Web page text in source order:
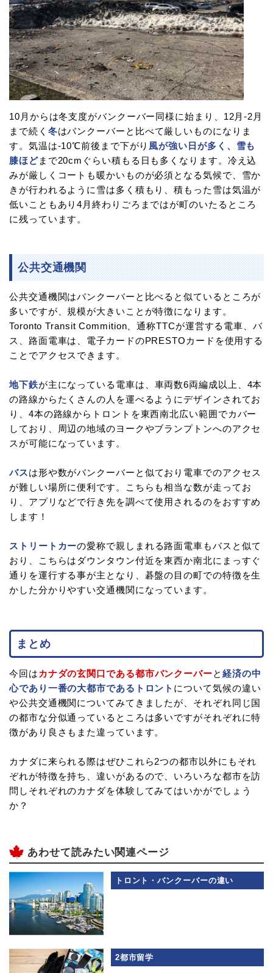
10月からは冬支度がバンクーバー同様に始まり、12月-2月
まで続く 冬はバンクーバーと比べて厳しいものになりま
す。気温は-10℃前後まで下がり 風が強い日が多く、雪も
膝ほどまで20cmぐらい積もる日も多くなります。冷え込
みが厳しくコートも暖かいものが必須となる気候で、雪か
きが行われるように雪は多く積もり、積もった雪は気温が
低いこともあり4月終わりごろまではが町のいたるところ
に残っています。
公共交通機関
公共交通機関はバンクーバーと比べると似ているところが
多いですが、規模が大きいことが特徴になります。
Toronto Transit Commition、通称TTCが運営する電車、バ
ス、路面電車は、電子カードのPRESTOカードを使用する
ことでアクセスできます。
地下鉄が主になっている電車は、車両数6両編成以上、4本
の路線からたくさんの人を運べるようにデザインされてお
り、4本の路線からトロントを東西南北広い範囲でカバー
しており、周辺の地域のヨークやブランプトンへのアクセ
スが可能になっています。
バスは形や数がバンクーバーと似ており電車でのアクセス
が難しい場所に便利です。こちらも相当な数が走ってお
り、アプリなどで行き先を調べて使用されるのをおすすめ
します！
ストリートカーの愛称で親しまれる路面電車もバスと似て
おり、こちらはダウンタウン付近を東西か南北にまっすぐ
通りを運行する事が主となり、碁盤の目の町での特徴を生
かした分かりやすい交通機関になっています。
まとめ
今回は カナダの玄関口である都市バンクーバーと 経済の中
心であり一番の大都市であるトロント について気候の違い
や公共交通機関についてみてきましたが、それぞれ同じ国
の都市な分似通っているところは多いですがそれぞれに特
徴があり良さもまた違っています。
カナダに来られる際はぜひこれら2つの都市以外にもそれ
ぞれが特徴を持ち、違いがあるので、いろいろな都市を訪
問しそれぞれのカナダを体験してみてはいかがでしょう
か？
あわせて読みたい関連ページ
トロント・バンクーバーの違い
2都市留学